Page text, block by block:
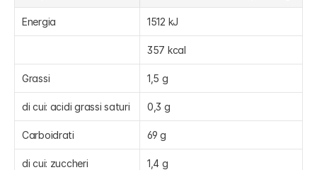
Energia 1512 kJ
357 kcal
Grassi 1,5 g
di cui: acidi grassi saturi 0,3 g
Carboidrati 69 g
di cui: zuccheri 1,4 g